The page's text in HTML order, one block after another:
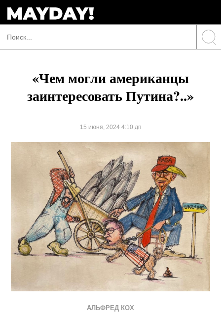
«Чем могли американцы
заинтересовать Путина?..»
15 июня, 2024 4:10 дп
АЛЬФРЕД КОХ